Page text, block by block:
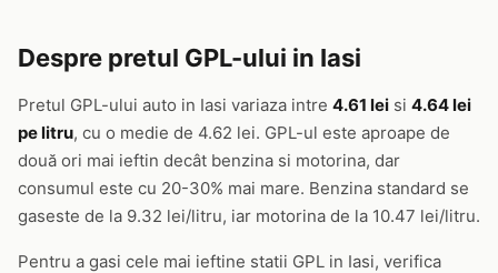
Despre pretul GPL-ului in Iasi
Pretul GPL-ului auto in Iasi variaza intre 4.61 lei si 4.64 lei
pe litru, cu o medie de 4.62 lei. GPL-ul este aproape de
două ori mai ieftin decât benzina si motorina, dar
consumul este cu 20-30% mai mare. Benzina standard se
gaseste de la 9.32 lei/litru, iar motorina de la 10.47 lei/litru.
Pentru a gasi cele mai ieftine statii GPL in Iasi, verifica